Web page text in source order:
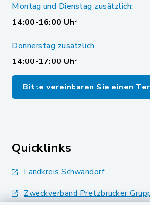
Montag und Dienstag zusätzlich:
14:00-16:00 Uhr
Donnerstag zusätzlich
14:00-17:00 Uhr
Bitte vereinbaren Sie einen
Quicklinks
Landkreis Schwandorf
Zweckverband Pretzbrucker